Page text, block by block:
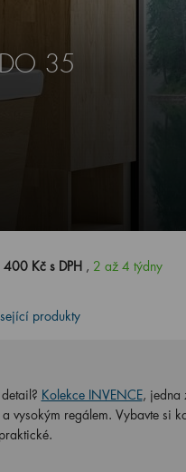
35
400 Kč s DPH , 2 až 4 týdny
produkty
Kolekce INVENCE, jedna
regálem. Vybavte si